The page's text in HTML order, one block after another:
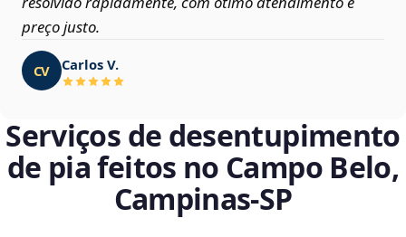
preço justo.
CV Carlos V.
Serviços de desentupimento
de pia feitos no Campo Belo,
Campinas‑SP